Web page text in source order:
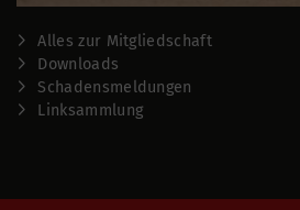
Alles zur Mitgliedschaft
Downloads
Schadensmeldungen
Linksammlung